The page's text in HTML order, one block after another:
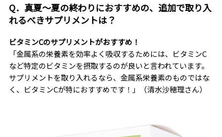
Q．真夏〜夏の終わりにおすすめの、追加で取り入
れるべきサプリメントは？
ビタミンCのサプリメントがおすすめ！
「金属系の栄養素を効率よく吸収するためには、ビタミンC
など特定のビタミンを摂取するのが良いと言われています。
サプリメントを取り入れるなら、金属系栄養素のものではな
く、ビタミンCが特におすすめです！」（清水沙穂理さん）